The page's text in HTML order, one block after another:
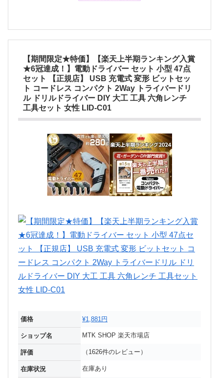
【期間限定★特価】【楽天上半期ランキング入賞
★6冠達成！】電動ドライバー セット 小型 47点
セット 【正規店】 USB 充電式 変形 ビットセッ
ト コードレス コンパクト 2Way トライバードリ
ル ドリルドライバー DIY 大工 工具 六角レンチ
工具セット 女性 LID-C01
価格 ¥1,881円
ショップ名 MTK SHOP 楽天市場店
評価 （1626件のレビュー）
在庫状況 在庫あり